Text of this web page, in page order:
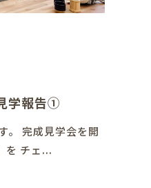
学報告①
。 完成見学会を開
を チェ...